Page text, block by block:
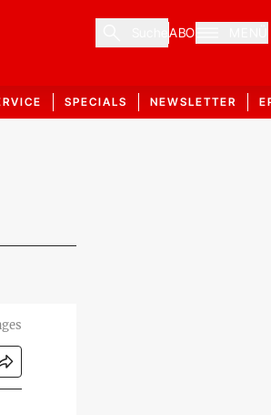
ABO
SPECIALS NEWSLETTER